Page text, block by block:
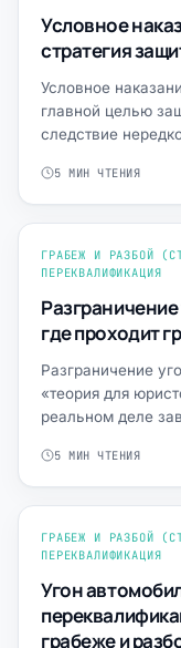
Условное
стратегия
Условное
главной целью
следствие
5 МИН ЧТЕНИЯ
ГРАБЕЖ И РАЗБОЙ
ПЕРЕКВАЛИФИКАЦИЯ
где проходит
Разграничение
«теория для
реальном деле
5 МИН ЧТЕНИЯ
ГРАБЕЖ И РАЗБОЙ
ПЕРЕКВАЛИФИКАЦИЯ
Угон
грабеже и